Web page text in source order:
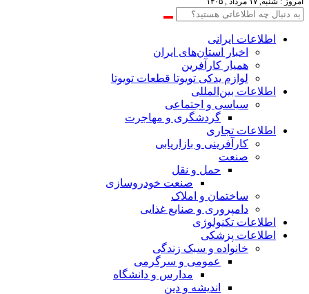
اطلاعات‌ ‎ایرانی
اخبار استان‌های ایران
همیار کارآفرین
لوازم یدکی تویوتا قطعات تویوتا
اطلاعات بین‌المللی
سیاسی و اجتماعی
گردشگری و مهاجرت
اطلاعات تجاری
کارآفرینی و بازاریابی
صنعت
حمل و نقل
صنعت خودروسازی
ساختمان و املاک
دامپروری و صنایع غذایی
اطلاعات تکنولوژی
اطلاعات پزشکی
خانواده و سبک زندگی
عمومی و سرگرمی
مدارس و دانشگاه
اندیشه و دین